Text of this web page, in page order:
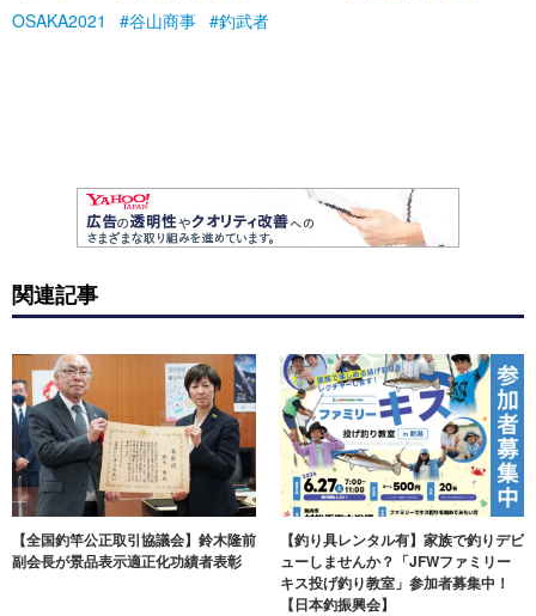
OSAKA2021
谷山商事 釣武者
関連記事
【全国釣竿公正取引協議会】鈴木隆前
副会長が景品表示適正化功績者表彰
【釣り具レンタル有】家族で釣りデビ
ューしませんか？「JFWファミリー
キス投げ釣り教室」参加者募集中！
【日本釣振興会】